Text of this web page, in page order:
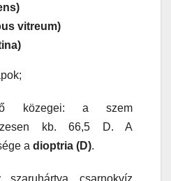
vitreum)
közegei: a szem
kb. 66,5 D. A
a dioptria (D).
szaruhártya, csarnokvíz